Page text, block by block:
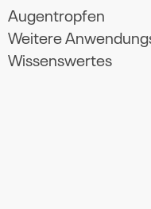
Augentropfen
Weitere
Wissenswertes